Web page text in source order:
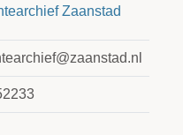
Zaanstad